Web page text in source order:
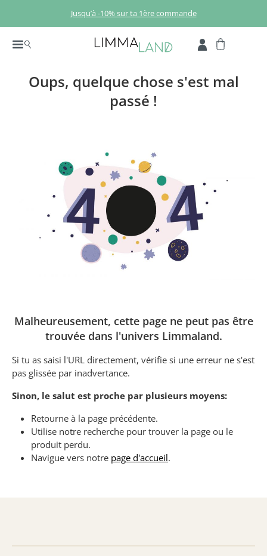
Passer au contenu principalJusqu’à -10% sur ta 1ère commande
Oups, quelque chose s'est mal
passé !
Malheureusement, cette page ne peut pas être
trouvée dans l'univers Limmaland.
Si tu as saisi l'URL directement, vérifie si une erreur ne s'est
pas glissée par inadvertance.
Sinon, le salut est proche par plusieurs moyens:
Retourne à la page précédente.
Utilise notre recherche pour trouver la page ou le
produit perdu.
Navigue vers notre page d'accueil.